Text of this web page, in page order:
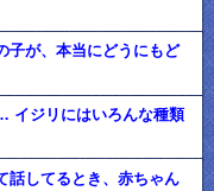
子が、本当にどうにもど
イジリにはいろんな種類
話してるとき、赤ちゃん